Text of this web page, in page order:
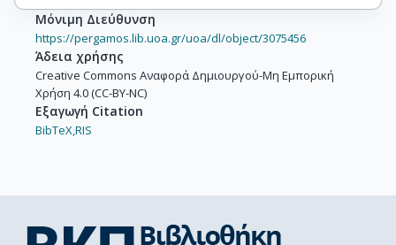
Bardin, D.Y.
Barker, G.J.
Baroncelli, A.
Barring, O.
Barrio, J.A.
Bartl, W.
Bates, M.J.
Baubillier, M.
Baudot, J.
Μόνιμη Διεύθυνση
https://pergamos.lib.uoa.gr/uoa/dl/object/3075456
Άδεια χρήσης
Creative Commons Αναφορά Δημιουργού-Μη Εμπορική
Χρήση 4.0 (CC-BY-NC)
Εξαγωγή Citation
BibTeX,RIS